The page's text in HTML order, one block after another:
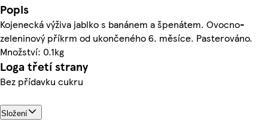
Popis
Kojenecká výživa jablko s banánem a špenátem. Ovocno-
zeleninový příkrm od ukončeného 6. měsíce. Pasterováno.
Množství: 0.1kg
Loga třetí strany
Bez přídavku cukru
Složení